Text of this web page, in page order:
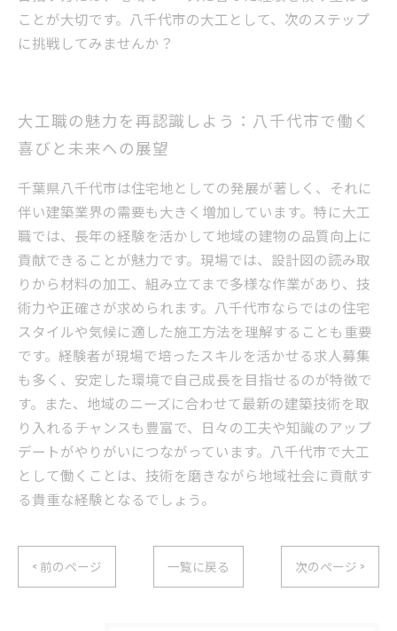
ことが大切です。八千代市の大工として、次のステップ
に挑戦してみませんか？
大工職の魅力を再認識しよう：八千代市で働く
喜びと未来への展望
千葉県八千代市は住宅地としての発展が著しく、それに
伴い建築業界の需要も大きく増加しています。特に大工
職では、長年の経験を活かして地域の建物の品質向上に
貢献できることが魅力です。現場では、設計図の読み取
りから材料の加工、組み立てまで多様な作業があり、技
術力や正確さが求められます。八千代市ならではの住宅
スタイルや気候に適した施工方法を理解することも重要
です。経験者が現場で培ったスキルを活かせる求人募集
も多く、安定した環境で自己成長を目指せるのが特徴で
す。また、地域のニーズに合わせて最新の建築技術を取
り入れるチャンスも豊富で、日々の工夫や知識のアップ
デートがやりがいにつながっています。八千代市で大工
として働くことは、技術を磨きながら地域社会に貢献す
る貴重な経験となるでしょう。
< 前のページ 一覧に戻る 次のページ >